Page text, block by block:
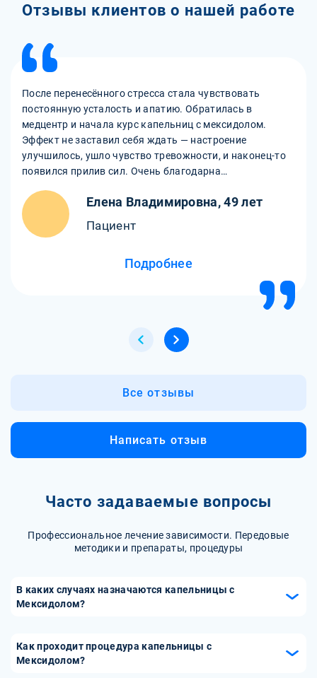
Отзывы клиентов о нашей работе
После перенесённого стресса стала чувствовать
постоянную усталость и апатию. Обратилась в
медцентр и начала курс капельниц с мексидолом.
Эффект не заставил себя ждать — настроение
улучшилось, ушло чувство тревожности, и наконец-то
появился прилив сил. Очень благодарна
индивидуальный подход и поддержку!
Елена Владимировна, 49 лет
Пациент
Подробнее
Все отзывы
Написать отзыв
Часто задаваемые вопросы
Профессиональное лечение зависимости. Передовые
методики и препараты, процедуры
В каких случаях назначаются капельницы с
Мексидолом?
кровообращения в мозге, хронических стрессах,
алкогольной и наркотической интоксикации, а также для
Как проходит процедура капельницы с
Мексидолом?